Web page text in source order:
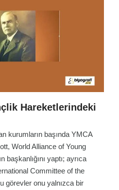
Hareketlerindeki
kurumların başında YMCA
World Alliance of Young
başkanlığını yaptı; ayrıca
Committee of the
görevler onu yalnızca bir